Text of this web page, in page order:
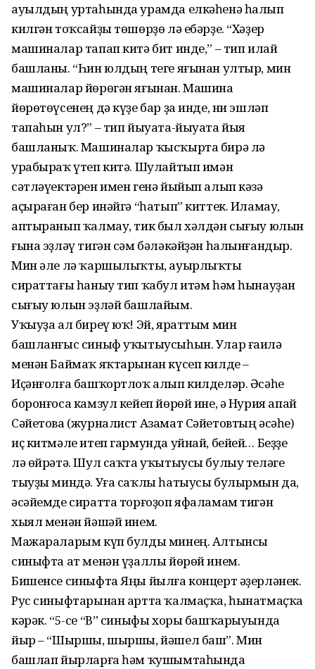
ауылдың уртаһында урамда елкәһенә һалып
килгән тоҡсайҙы төшөрҙө лә ебәрҙе. “Хәҙер
машиналар тапап китә бит инде,” – тип илай
башланы. “Һин юлдың теге яғынан ултыр, мин
машиналар йөрөгән яғынан. Машина
йөрөтөүсенең дә күҙе бар ҙа инде, ни эшләп
тапаһын ул?” – тип йыуата-йыуата йыя
башланыҡ. Машиналар ҡысҡырта бирә лә
урабыраҡ үтеп китә. Шулайтып имән
сәтләүектәрен имен генә йыйып алып кәзә
аҫыраған бер инәйгә “һатып” киттек. Иламау,
аптыранып ҡалмау, тик был хәлдән сығыу юлын
ғына эҙләү тигән сәм бәләкәйҙән һалынғандыр.
Мин әле лә ҡаршылыҡты, ауырлыҡты
сираттағы һаныу тип ҡабул итәм һәм һынауҙан
сығыу юлын эҙләй башлайым.
Уҡыуҙа ал биреү юҡ! Эй, яраттым мин
башланғыс синыф уҡытыусыһын. Улар ғаилә
менән Баймаҡ яҡтарынан күсеп килде –
Иҫәнғолға башҡортлоҡ алып килделәр. Әсәһе
боронғоса камзул кейеп йөрөй ине, ә Нурия апай
Сәйетова (журналист Азамат Сәйетовтың әсәһе)
иҫ китмәле итеп гармунда уйнай, бейей… Беҙҙе
лә өйрәтә. Шул саҡта уҡытыусы булыу теләге
тыуҙы миндә. Уға саҡлы һатыусы булырмын да,
әсәйемде сиратта торғоҙоп яфаламам тигән
хыял менән йәшәй инем.
Мажараларым күп булды минең. Алтынсы
синыфта ат менән үҙаллы йөрөй инем.
Бишенсе синыфта Яңы йылға концерт әҙерләнек.
Рус синыфтарынан артта ҡалмаҫҡа, һынатмаҫҡа
кәрәк. “5-се “В” синыфы хоры башҡарыуында
йыр – “Шыршы, шыршы, йәшел баш”. Мин
башлап йырларға һәм ҡушымтаһында